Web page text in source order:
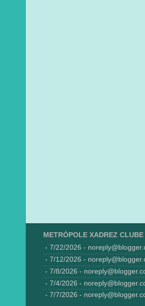
METRÓPOLE XADREZ
- 7/22/2026 -
- 7/12/2026 -
- 7/8/2026 -
- 7/4/2026 -
- 7/7/2026 -